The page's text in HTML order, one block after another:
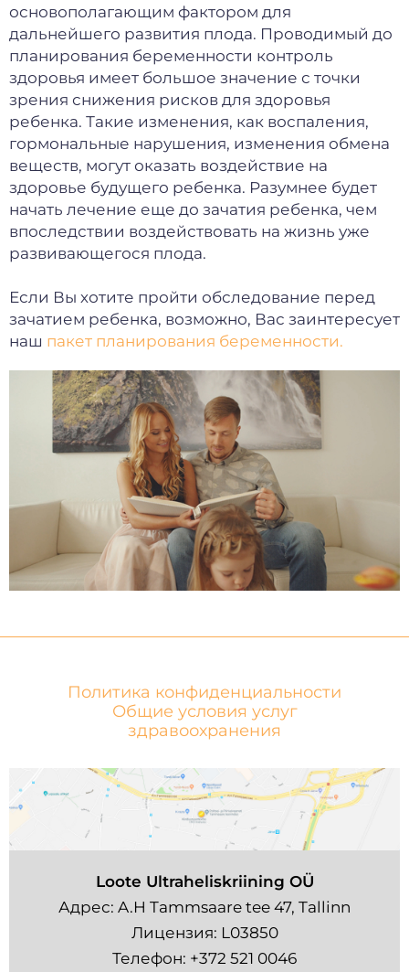
основополагающим фактором для
дальнейшего развития плода. Проводимый до
планирования беременности контроль
здоровья имеет большое значение с точки
зрения снижения рисков для здоровья
ребенка. Такие изменения, как воспаления,
гормональные нарушения, изменения обмена
веществ, могут оказать воздействие на
здоровье будущего ребенка. Разумнее будет
начать лечение еще до зачатия ребенка, чем
впоследствии воздействовать на жизнь уже
развивающегося плода.
Если Вы хотите пройти обследование перед
зачатием ребенка, возможно, Вас заинтересует
наш пакет планирования беременности.
Политика конфиденциальности
Общие условия услуг
здравоохранения
Loote Ultraheliskriining OÜ
Адрес: A.H Tammsaare tee 47, Tallinn
Лицензия: L03850
Телефон: +372 521 0046